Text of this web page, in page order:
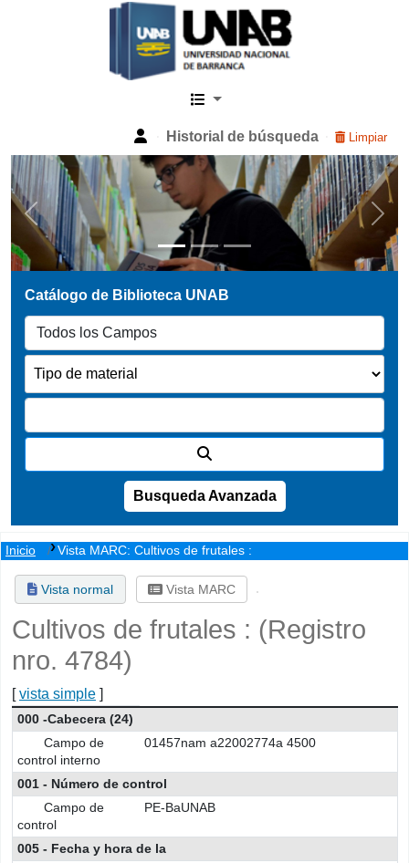
Catalogo Web UNAB
Historial de búsqueda Limpiar
Previous Next
Busqueda Avanzada
Inicio Vista MARC: Cultivos de frutales :
Vista normal Vista MARC
Cultivos de frutales : (Registro
nro. 4784)
[vista simple ]
Detalles MARC
000 -Cabecera (24)
Campo de
control interno
01457nam a22002774a 4500
001 - Número de control
Campo de
control
PE-BaUNAB
005 - Fecha y hora de la